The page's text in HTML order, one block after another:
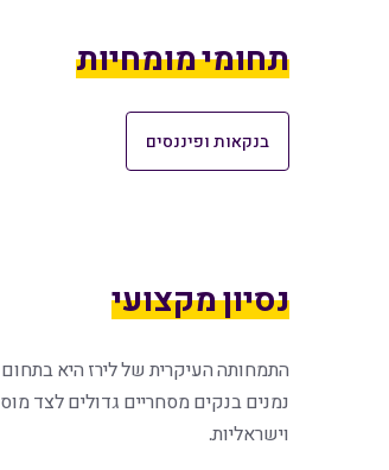
תחומי מומחיות
בנקאות ופיננסים
נסיון מקצועי
התמחותה העיקרית של לירז היא
נמנים בנקים מסחריים גדולים לצד
וישראליות.